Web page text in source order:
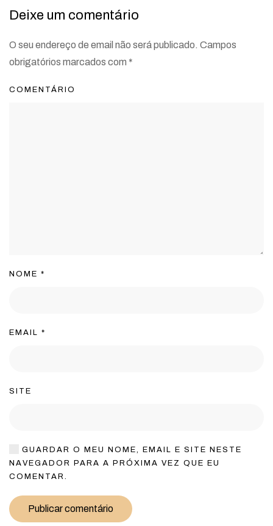
Deixe um comentário
O seu endereço de email não será publicado. Campos
obrigatórios marcados com *
COMENTÁRIO
NOME *
EMAIL *
SITE
GUARDAR O MEU NOME, EMAIL E SITE NESTE
NAVEGADOR PARA A PRÓXIMA VEZ QUE EU
COMENTAR.
Publicar comentário